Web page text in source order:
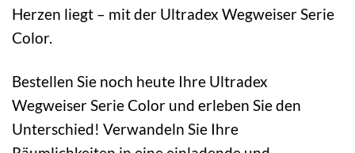
Herzen liegt – mit der Ultradex Wegweiser Serie
Color.
Bestellen Sie noch heute Ihre Ultradex
Wegweiser Serie Color und erleben Sie den
Unterschied! Verwandeln Sie Ihre